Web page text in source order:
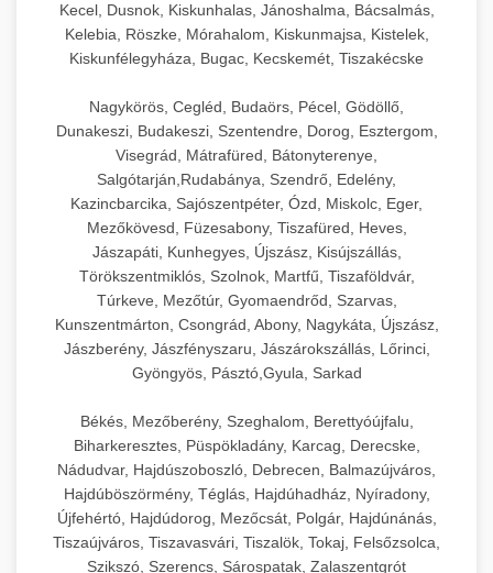
Kecel, Dusnok, Kiskunhalas, Jánoshalma, Bácsalmás,
Kelebia, Röszke, Mórahalom, Kiskunmajsa, Kistelek,
Kiskunfélegyháza, Bugac, Kecskemét, Tiszakécske
Nagykörös, Cegléd, Budaörs, Pécel, Gödöllő,
Dunakeszi, Budakeszi, Szentendre, Dorog, Esztergom,
Visegrád, Mátrafüred, Bátonyterenye,
Salgótarján,Rudabánya, Szendrő, Edelény,
Kazincbarcika, Sajószentpéter, Ózd, Miskolc, Eger,
Mezőkövesd, Füzesabony, Tiszafüred, Heves,
Jászapáti, Kunhegyes, Újszász, Kisújszállás,
Törökszentmiklós, Szolnok, Martfű, Tiszaföldvár,
Túrkeve, Mezőtúr, Gyomaendrőd, Szarvas,
Kunszentmárton, Csongrád, Abony, Nagykáta, Újszász,
Jászberény, Jászfényszaru, Jászárokszállás, Lőrinci,
Gyöngyös, Pásztó,Gyula, Sarkad
Békés, Mezőberény, Szeghalom, Berettyóújfalu,
Biharkeresztes, Püspökladány, Karcag, Derecske,
Nádudvar, Hajdúszoboszló, Debrecen, Balmazújváros,
Hajdúböszörmény, Téglás, Hajdúhadház, Nyíradony,
Újfehértó, Hajdúdorog, Mezőcsát, Polgár, Hajdúnánás,
Tiszaújváros, Tiszavasvári, Tiszalök, Tokaj, Felsőzsolca,
Szikszó, Szerencs, Sárospatak, Zalaszentgrót